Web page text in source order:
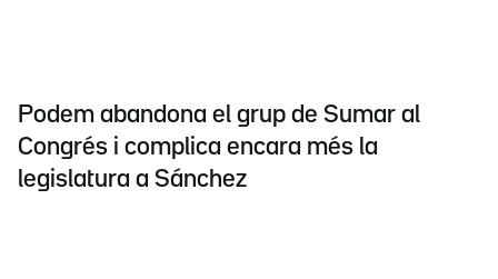
Podem abandona el grup de Sumar al
Congrés i complica encara més la
legislatura a Sánchez